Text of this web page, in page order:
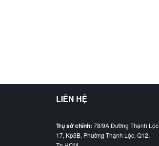
LIÊN HỆ
Trụ sở chính: 78/9A Đường Thạnh Lộc
17, Kp3B, Phường Thạnh Lộc, Q12,